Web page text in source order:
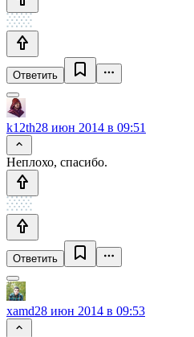
Ответить
k12th28 июн 2014 в 09:51
Неплохо, спасибо.
Ответить
xamd28 июн 2014 в 09:53